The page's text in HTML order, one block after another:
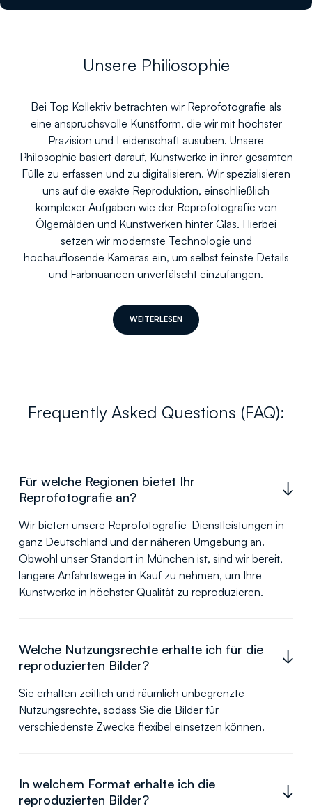
Unsere Philiosophie
Bei Top Kollektiv betrachten wir Reprofotografie als
eine anspruchsvolle Kunstform, die wir mit höchster
Präzision und Leidenschaft ausüben. Unsere
Philosophie basiert darauf, Kunstwerke in ihrer gesamten
Fülle zu erfassen und zu digitalisieren. Wir spezialisieren
uns auf die exakte Reproduktion, einschließlich
komplexer Aufgaben wie der Reprofotografie von
Ölgemälden und Kunstwerken hinter Glas. Hierbei
setzen wir modernste Technologie und
hochauflösende Kameras ein, um selbst feinste Details
und Farbnuancen unverfälscht einzufangen.
WEITERLESEN
Frequently Asked Questions (FAQ):
Für welche Regionen bietet Ihr
Reprofotografie an?
Wir bieten unsere Reprofotografie-Dienstleistungen in
ganz Deutschland und der näheren Umgebung an.
Obwohl unser Standort in München ist, sind wir bereit,
längere Anfahrtswege in Kauf zu nehmen, um Ihre
Kunstwerke in höchster Qualität zu reproduzieren.
Welche Nutzungsrechte erhalte ich für die
reproduzierten Bilder?
Sie erhalten zeitlich und räumlich unbegrenzte
Nutzungsrechte, sodass Sie die Bilder für
verschiedenste Zwecke flexibel einsetzen können.
In welchem Format erhalte ich die
reproduzierten Bilder?